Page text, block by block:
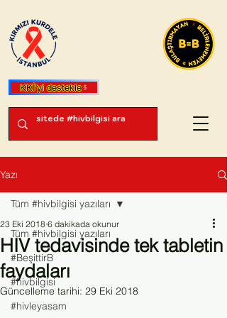
KKİ'yi destekle
Yazı
Tüm #hivbilgisi yazıları
#BeşittirB
#hivbilgisi
#hivleyasam
Tüm #hivbilgisi yazıları
HIV tedavisinde tek tabletin
faydaları
23 Eki 2018 6 dakikada okunur
Güncelleme tarihi: 29 Eki 2018